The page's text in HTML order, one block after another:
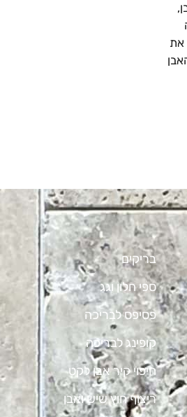
את
בריקים
ספי חלון וגג
פסיפס לבריכה
קופינג לבריכה
חיפוי קיר אבן לקט
ריצוף חוץ שיש ואבן